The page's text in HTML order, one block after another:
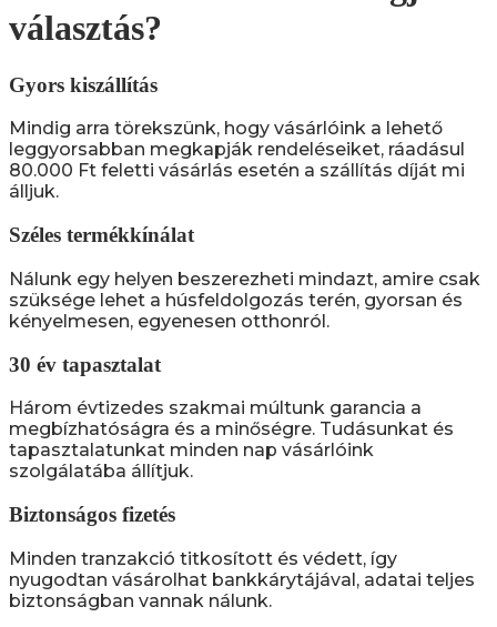
választás?
Gyors kiszállítás
Mindig arra törekszünk, hogy vásárlóink a lehető
leggyorsabban megkapják rendeléseiket, ráadásul
80.000 Ft feletti vásárlás esetén a szállítás díját mi
álljuk.
Széles termékkínálat
Nálunk egy helyen beszerezheti mindazt, amire csak
szüksége lehet a húsfeldolgozás terén, gyorsan és
kényelmesen, egyenesen otthonról.
30 év tapasztalat
Három évtizedes szakmai múltunk garancia a
megbízhatóságra és a minőségre. Tudásunkat és
tapasztalatunkat minden nap vásárlóink
szolgálatába állítjuk.
Biztonságos fizetés
Minden tranzakció titkosított és védett, így
nyugodtan vásárolhat bankkárytájával, adatai teljes
biztonságban vannak nálunk.